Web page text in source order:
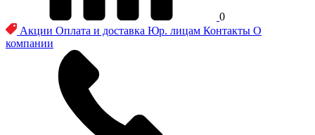
0
Акции Оплата и доставка Юр. лицам Контакты О
компании